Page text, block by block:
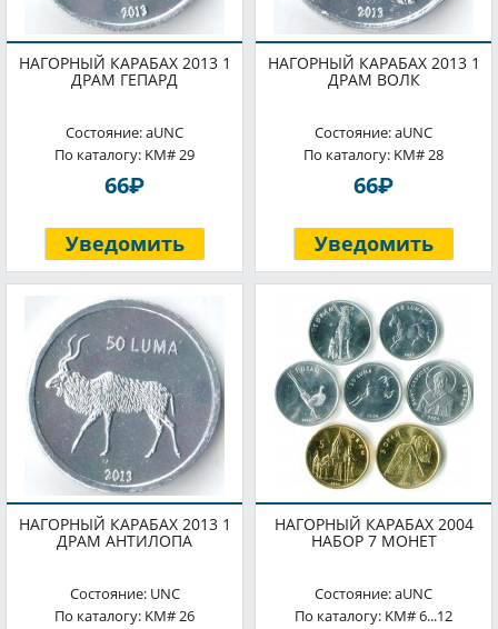
НАГОРНЫЙ КАРАБАХ 2013 1
ДРАМ ГЕПАРД
Состояние: aUNC
По каталогу: KM# 29
66P
Уведомить
НАГОРНЫЙ КАРАБАХ 2013 1
ДРАМ ВОЛК
Состояние: aUNC
По каталогу: KM# 28
66P
Уведомить
НАГОРНЫЙ КАРАБАХ 2013 1
ДРАМ АНТИЛОПА
Состояние: UNC
По каталогу: KM# 26
НАГОРНЫЙ КАРАБАХ 2004
НАБОР 7 МОНЕТ
Состояние: aUNC
По каталогу: KM# 6...12